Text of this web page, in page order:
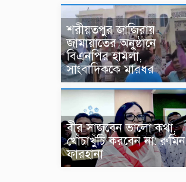
শরীয়তপুর জাজিরায়
জামায়াতের অনুষ্ঠানে
বিএনপির হামলা,
সাংবাদিককে মারধর
বীর সাজবেন ভালো কথা,
খোঁচাখুঁচি করবেন না: রুমিন
ফারহানা